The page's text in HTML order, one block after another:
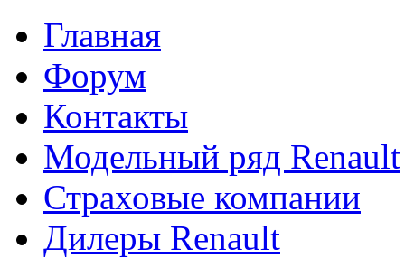
Главная
Форум
Контакты
Модельный ряд Renault
Страховые компании
Дилеры Renault